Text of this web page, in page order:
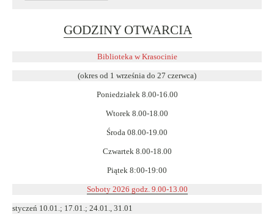
GODZINY OTWARCIA
w
Biblioteka w Krasocinie
(okres od 1 września do 27 czerwca)
Poniedziałek 8.00-16.00
Wtorek 8.00-18.00
Środa 08.00-19.00
Czwartek 8.00-18.00
Piątek 8:00-19:00
Soboty 2026 godz. 9.00-13.00
styczeń 10.01.; 17.01.; 24.01., 31.01